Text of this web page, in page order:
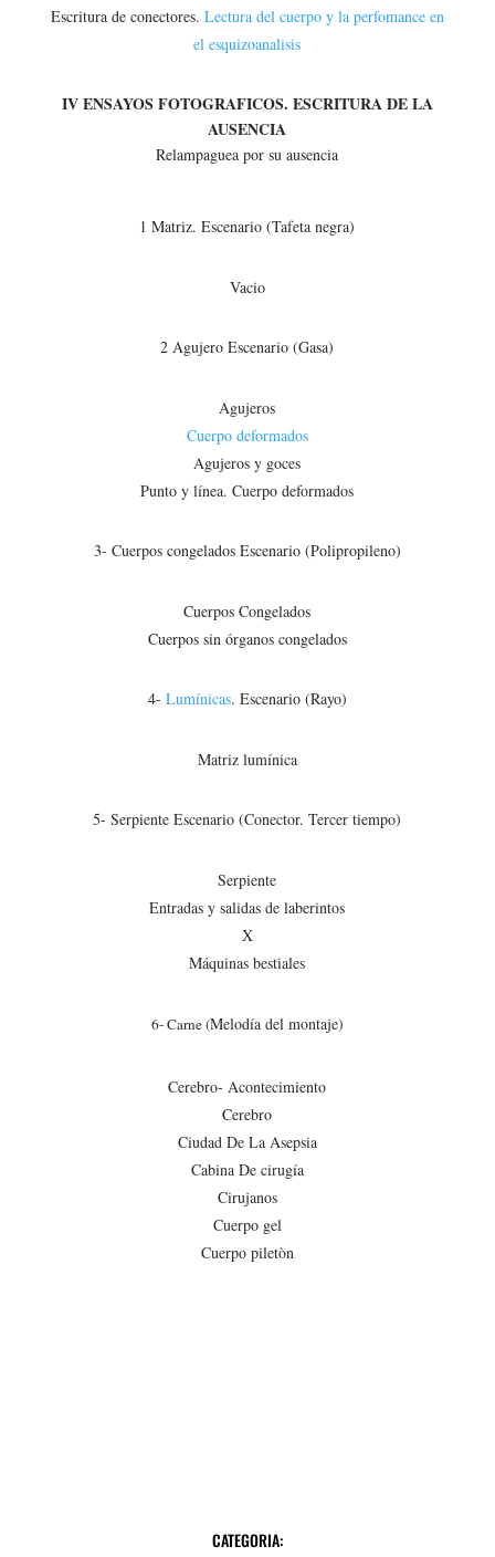
Escritura de conectores. Lectura del cuerpo y la perfomance en
el esquizoanalisis
IV ENSAYOS FOTOGRAFICOS. ESCRITURA DE LA
AUSENCIA
Relampaguea por su ausencia
1 Matriz. Escenario (Tafeta negra)
Vacio
2 Agujero Escenario (Gasa)
Agujeros
Cuerpo deformados
Agujeros y goces
Punto y línea. Cuerpo deformados
3- Cuerpos congelados Escenario (Polipropileno)
Cuerpos Congelados
Cuerpos sin órganos congelados
4- Lumínicas. Escenario (Rayo)
Matriz lumínica
5- Serpiente Escenario (Conector. Tercer tiempo)
Serpiente
Entradas y salidas de laberintos
X
Máquinas bestiales
6- Carne (Melodía del montaje)
Cerebro- Acontecimiento
Cerebro
Ciudad De La Asepsia
Cabina De cirugía
Cirujanos
Cuerpo gel
Cuerpo piletòn
CATEGORIA: